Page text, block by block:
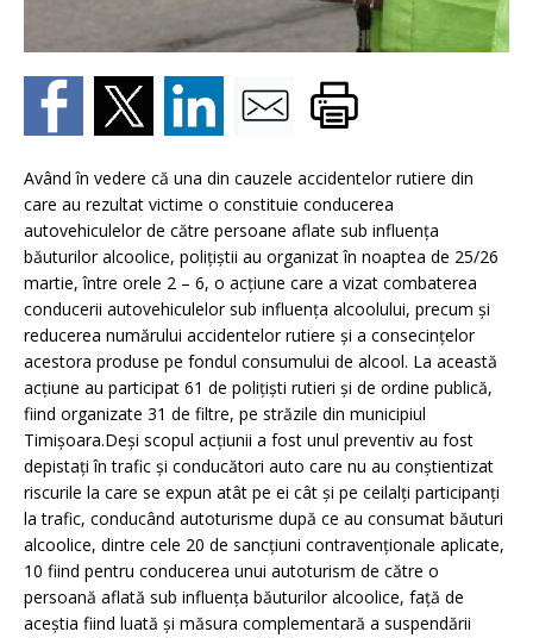
Având în vedere că una din cauzele accidentelor rutiere din
care au rezultat victime o constituie conducerea
autovehiculelor de către persoane aflate sub influenţa
băuturilor alcoolice, poliţiştii au organizat în noaptea de 25/26
martie, între orele 2 – 6, o acţiune care a vizat combaterea
conducerii autovehiculelor sub influenţa alcoolului, precum şi
reducerea numărului accidentelor rutiere şi a consecinţelor
acestora produse pe fondul consumului de alcool. La această
acţiune au participat 61 de poliţişti rutieri şi de ordine publică,
fiind organizate 31 de filtre, pe străzile din municipiul
Timişoara.Deşi scopul acţiunii a fost unul preventiv au fost
depistaţi în trafic şi conducători auto care nu au conştientizat
riscurile la care se expun atât pe ei cât şi pe ceilalţi participanţi
la trafic, conducând autoturisme după ce au consumat băuturi
alcoolice, dintre cele 20 de sancţiuni contravenţionale aplicate,
10 fiind pentru conducerea unui autoturism de către o
persoană aflată sub influenţa băuturilor alcoolice, faţă de
aceştia fiind luată şi măsura complementară a suspendării